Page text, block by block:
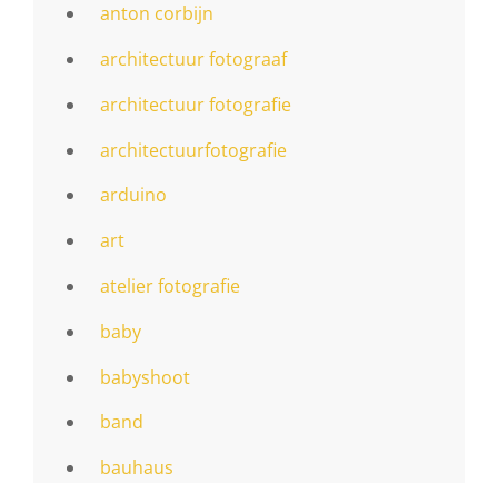
anton corbijn
architectuur fotograaf
architectuur fotografie
architectuurfotografie
arduino
art
atelier fotografie
baby
babyshoot
band
bauhaus